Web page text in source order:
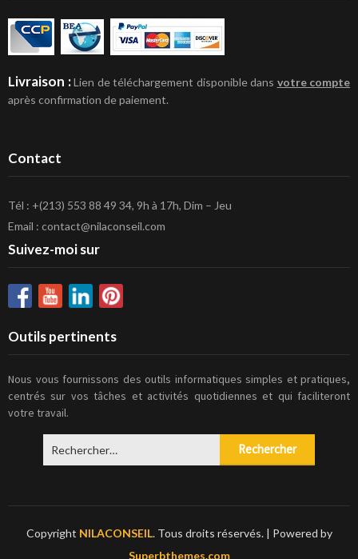
Livraison :Lien de téléchargement disponible dans votre compte
après confirmation de paiement.
Contact
Tél : +(213) 553 88 49 34, 9h à 17h, Dim – Jeu
Email : contact@nilaconseil.com
Suivez-moi sur
Outils pertinents
Nous vous fournissons des outils informatiques simples et pratiques,
centrés sur vos tâches et activités quotidiennes et qui faciliteront
votre travail.
Copyright NILACONSEIL. Tous droits réservés. | Powered by
Superbthemes.com